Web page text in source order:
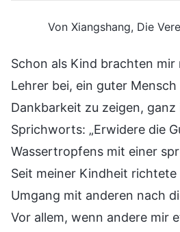
Von Xiangshang, Die
Schon als Kind brachten mir
Lehrer bei, ein guter Mensch
Dankbarkeit zu zeigen, ganz
Sprichworts: „Erwidere die
Wassertropfens mit einer
Seit meiner Kindheit richtete
Umgang mit anderen nach
Vor allem, wenn andere mir